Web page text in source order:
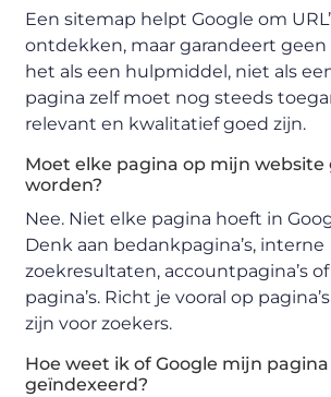
Een sitemap helpt Google om
ontdekken, maar garandeert geen
het als een hulpmiddel, niet als
pagina zelf moet nog steeds
relevant en kwalitatief goed zijn.
Moet elke pagina op mijn website
worden?
Nee. Niet elke pagina hoeft in
Denk aan bedankpagina’s, interne
zoekresultaten, accountpagina’s
pagina’s. Richt je vooral op
zijn voor zoekers.
Hoe weet ik of Google mijn
geïndexeerd?